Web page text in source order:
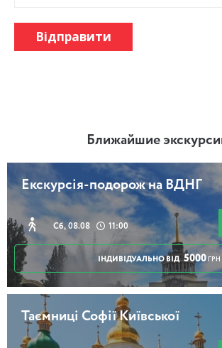
Відправити
Ближайшие
Екскурсія-подорож на ВДНГ
Сб, 08.08 11:00
ІНДИВІДУАЛЬНО ВІД 5000 ГРН
Таємниці Софії Київської